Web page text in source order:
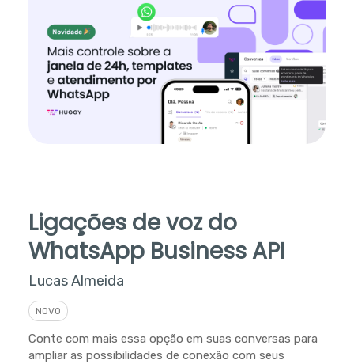
Ligações de voz do
WhatsApp Business API
Lucas Almeida
NOVO
Conte com mais essa opção em suas conversas para
ampliar as possibilidades de conexão com seus